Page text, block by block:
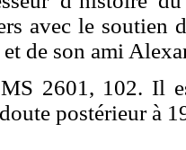
avec le soutien
et de son ami
MS 2601, 102. Il
postérieur à